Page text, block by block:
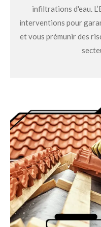
infiltrations d'eau.
interventions pour
et vous prémunir des